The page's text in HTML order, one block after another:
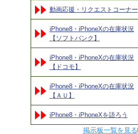
動画応援・リクエストコーナー
iPhone8・iPhoneXの在庫状況
【ソフトバンク】
iPhone8・iPhoneXの在庫状況
【ドコモ】
iPhone8・iPhoneXの在庫状況
【ＡＵ】
iPhone8・iPhoneXを語ろう
掲示板一覧を見る